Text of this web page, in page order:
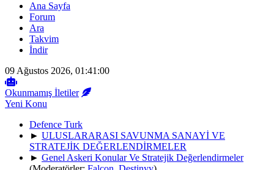
Ana Sayfa
Forum
Ara
Takvim
İndir
09 Ağustos 2026, 01:41:00
Okunmamış İletiler
Yeni Konu
Defence Turk
► ULUSLARARASI SAVUNMA SANAYİ VE
STRATEJİK DEĞERLENDİRMELER
► Genel Askeri Konular Ve Stratejik Değerlendirmeler